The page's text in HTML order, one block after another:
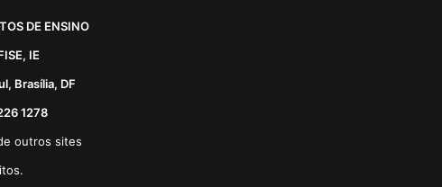
DE ENSINO
IE
Brasília, DF
1278
outros sites